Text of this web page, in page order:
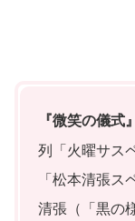
『微笑の儀式』
列「火曜サス
「松本清張
清張（「黒の